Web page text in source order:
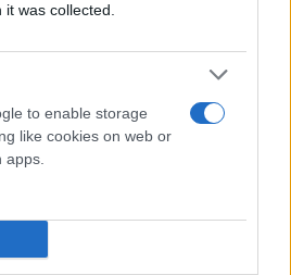
was collected.
to enable storage
like cookies on web or